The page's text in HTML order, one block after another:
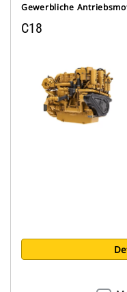
Gewerbliche
C18